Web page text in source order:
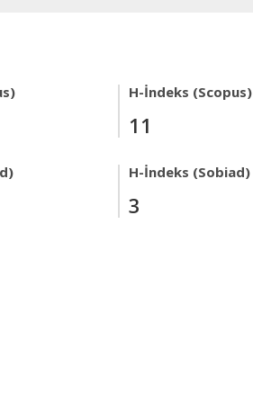
H-İndeks (Scopus)
11
H-İndeks (Sobiad)
3